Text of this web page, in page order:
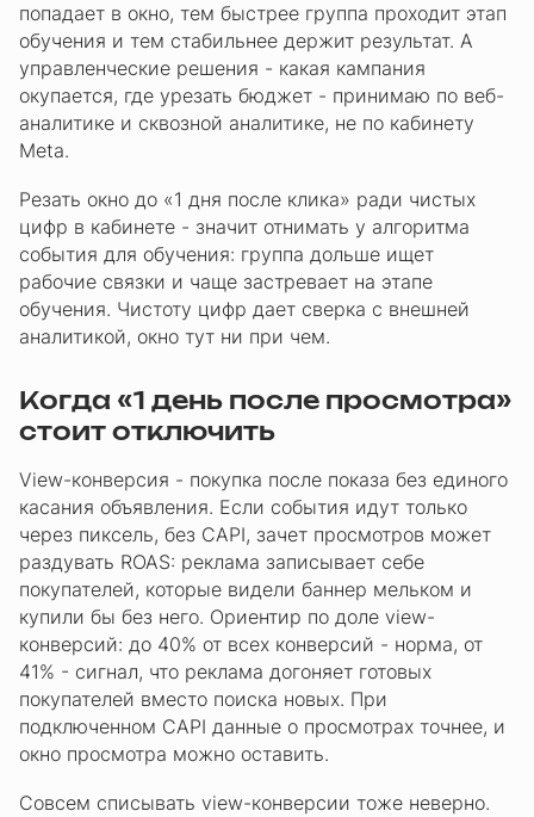
попадает в окно, тем быстрее группа проходит этап
обучения и тем стабильнее держит результат. А
управленческие решения - какая кампания
окупается, где урезать бюджет - принимаю по веб-
аналитике и сквозной аналитике, не по кабинету
Meta.
Резать окно до «1 дня после клика» ради чистых
цифр в кабинете - значит отнимать у алгоритма
события для обучения: группа дольше ищет
рабочие связки и чаще застревает на этапе
обучения. Чистоту цифр дает сверка с внешней
аналитикой, окно тут ни при чем.
Когда «1 день после просмотра»
стоит отключить
View-конверсия - покупка после показа без единого
касания объявления. Если события идут только
через пиксель, без CAPI, зачет просмотров может
раздувать ROAS: реклама записывает себе
покупателей, которые видели баннер мельком и
купили бы без него. Ориентир по доле view-
конверсий: до 40% от всех конверсий - норма, от
41% - сигнал, что реклама догоняет готовых
покупателей вместо поиска новых. При
подключенном CAPI данные о просмотрах точнее, и
окно просмотра можно оставить.
Совсем списывать view-конверсии тоже неверно.